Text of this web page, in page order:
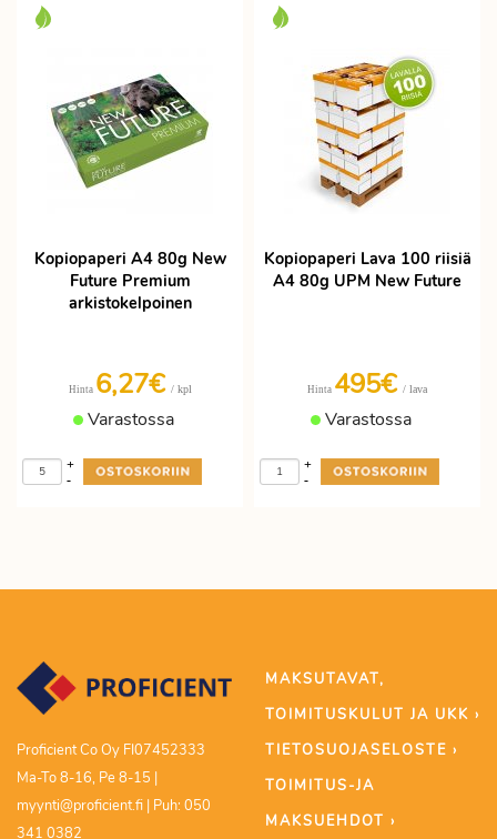
Kopiopaperi A4 80g New
Future Premium
arkistokelpoinen
Hinta 6,27€ / kpl
Varastossa
-
+
Kopiopaperi Lava 100 riisiä
A4 80g UPM New Future
Hinta 495€ / lava
Varastossa
-
+
Proficient Co Oy FI07452333
Ma-To 8-16, Pe 8-15 |
myynti@proficient.fi | Puh: 050
341 0382
MAKSUTAVAT,
TOIMITUSKULUT JA UKK ›
TIETOSUOJASELOSTE ›
TOIMITUS-JA
MAKSUEHDOT ›